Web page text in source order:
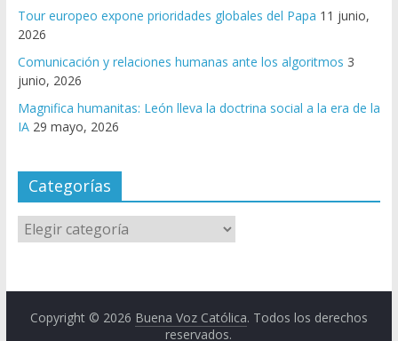
Tour europeo expone prioridades globales del Papa 11 junio,
2026
Comunicación y relaciones humanas ante los algoritmos 3
junio, 2026
Magnifica humanitas: León lleva la doctrina social a la era de la
IA 29 mayo, 2026
Categorías
Copyright © 2026 Buena Voz Católica. Todos los derechos
reservados.